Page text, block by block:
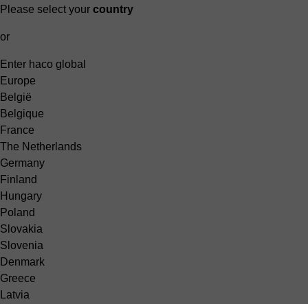
Please select your country
or
Enter haco global
Europe
België
Belgique
France
The Netherlands
Germany
Finland
Hungary
Poland
Slovakia
Slovenia
Denmark
Greece
Latvia